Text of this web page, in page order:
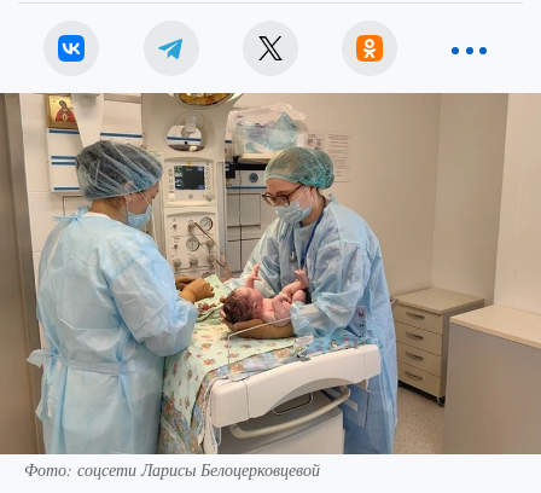
Фото: соцсети Ларисы Белоцерковцевой